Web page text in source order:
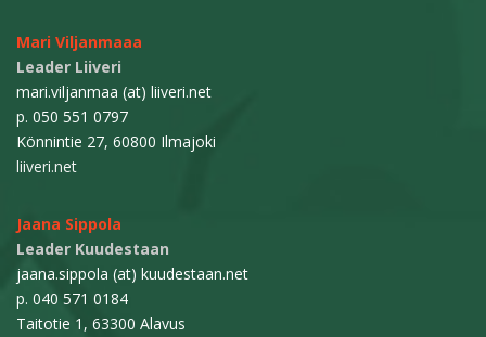
Mari Viljanmaaa
Leader Liiveri
mari.viljanmaa (at) liiveri.net
p. 050 551 0797
Könnintie 27, 60800 Ilmajoki
liiveri.net
Jaana Sippola
Leader Kuudestaan
jaana.sippola (at) kuudestaan.net
p. 040 571 0184
Taitotie 1, 63300 Alavus